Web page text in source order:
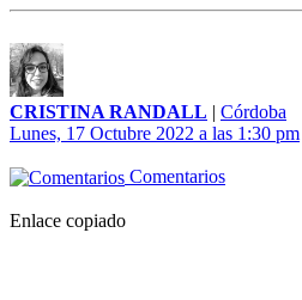
CRISTINA RANDALL | Córdoba
Lunes, 17 Octubre 2022 a las 1:30 pm
Comentarios
Enlace copiado